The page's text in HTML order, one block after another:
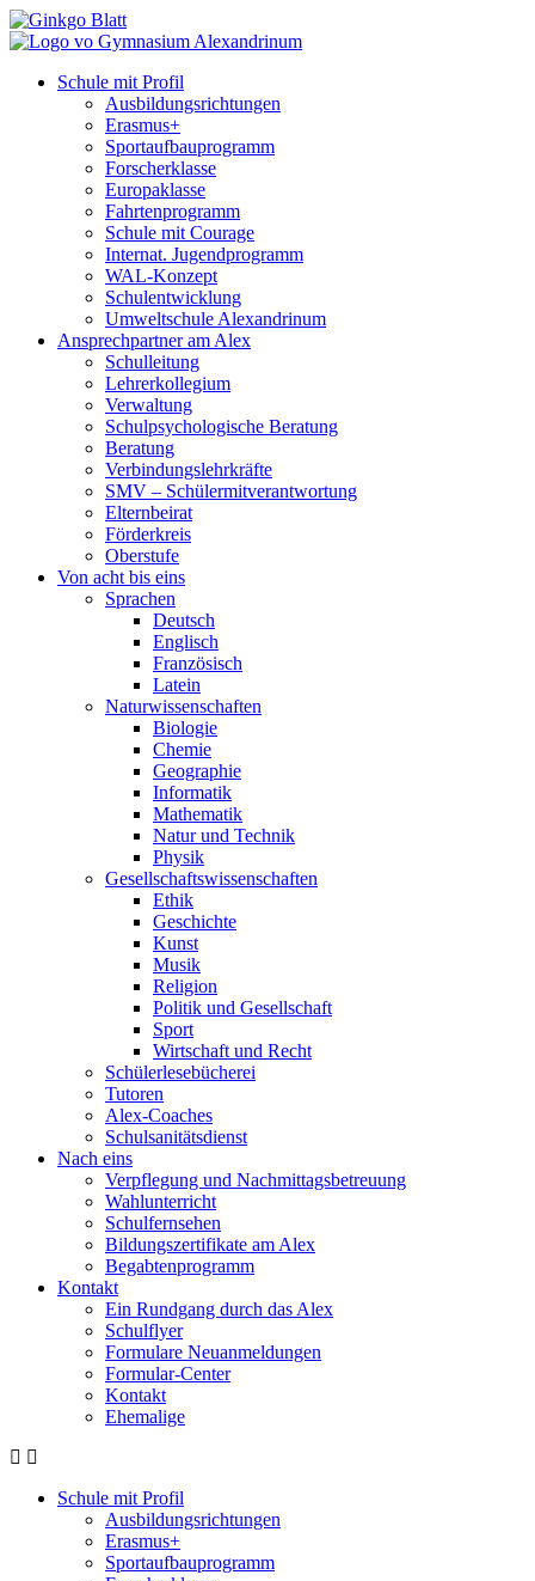
Schule mit Profil
Ausbildungsrichtungen
Erasmus+
Sportaufbauprogramm
Forscherklasse
Europaklasse
Fahrtenprogramm
Schule mit Courage
Internat. Jugendprogramm
WAL-Konzept
Schulentwicklung
Umweltschule Alexandrinum
Ansprechpartner am Alex
Schulleitung
Lehrerkollegium
Verwaltung
Schulpsychologische Beratung
Beratung
Verbindungslehrkräfte
SMV – Schülermitverantwortung
Elternbeirat
Förderkreis
Oberstufe
Von acht bis eins
Sprachen
Deutsch
Englisch
Französisch
Latein
Naturwissenschaften
Biologie
Chemie
Geographie
Informatik
Mathematik
Natur und Technik
Physik
Gesellschaftswissenschaften
Ethik
Geschichte
Kunst
Musik
Religion
Politik und Gesellschaft
Sport
Wirtschaft und Recht
Schülerlesebücherei
Tutoren
Alex-Coaches
Schulsanitätsdienst
Nach eins
Verpflegung und Nachmittagsbetreuung
Wahlunterricht
Schulfernsehen
Bildungszertifikate am Alex
Begabtenprogramm
Kontakt
Ein Rundgang durch das Alex
Schulflyer
Formulare Neuanmeldungen
Formular-Center
Kontakt
Ehemalige
Schule mit Profil
Ausbildungsrichtungen
Erasmus+
Sportaufbauprogramm